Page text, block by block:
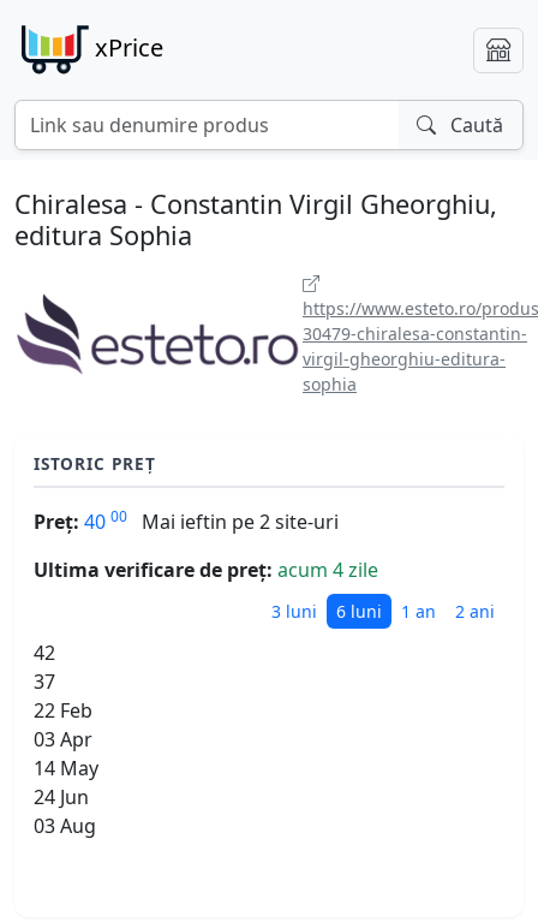
xPrice
Caută
Chiralesa - Constantin Virgil Gheorghiu,
editura Sophia
https://www.esteto.ro/
30479-chiralesa-constantin-
virgil-gheorghiu-editura-
sophia
ISTORIC PREȚ
Preț: 40 00
Mai ieftin pe 2 site-uri
Ultima verificare de preț: acum 4 zile
3 luni 6 luni 1 an 2 ani
42
37
22 Feb
03 Apr
14 May
24 Jun
03 Aug